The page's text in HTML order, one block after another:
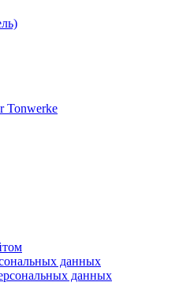
Tonwerke
данных
данных